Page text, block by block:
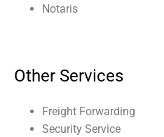
Notaris
Other Services
Freight Forwarding
Security Service